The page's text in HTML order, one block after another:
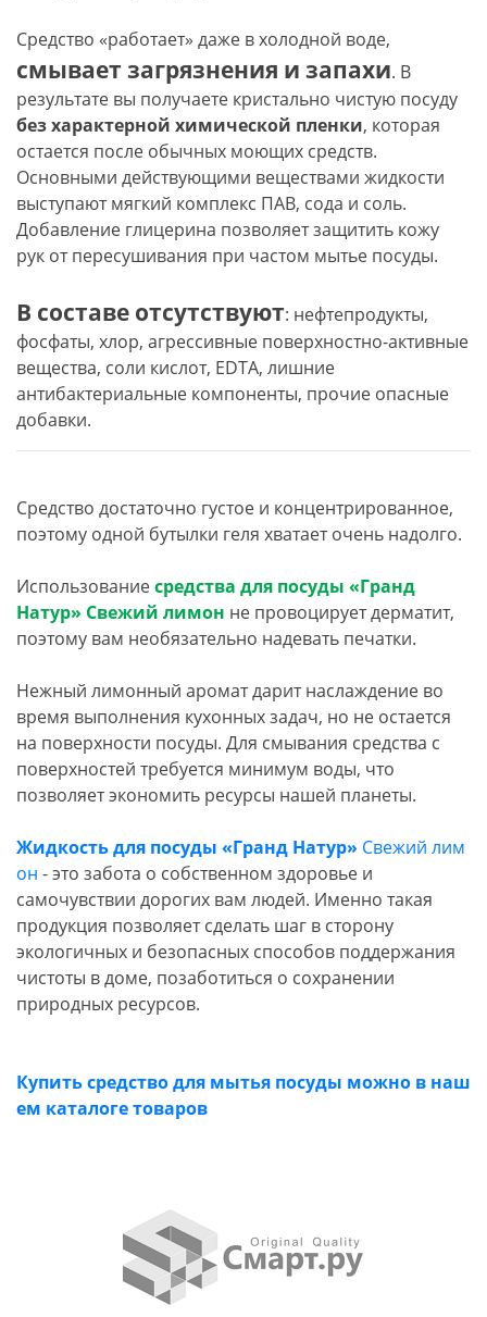
Средство «работает» даже в холодной воде,
смываетзагрязнения и запахи. В
результате вы получаете кристально чистую посуду
без характерной химической пленки, которая
остается после обычных моющих средств.
Основными действующими веществами жидкости
выступают мягкий комплекс ПАВ, сода и соль.
Добавление глицерина позволяет защитить кожу
рук от пересушивания при частом мытье посуды.
В составе отсутствуют: нефтепродукты,
фосфаты, хлор, агрессивные поверхностно-активные
вещества, соли кислот, EDTA, лишние
антибактериальные компоненты, прочие опасные
добавки.
Средство достаточно густое и концентрированное,
поэтому одной бутылки геля хватает очень надолго.
Использованиесредства для посуды «Гранд
Натур» Свежий лимон не провоцирует дерматит,
поэтому вам необязательно надевать печатки.
Нежный лимонный аромат дарит наслаждение во
время выполнения кухонных задач, но не остается
на поверхности посуды. Для смывания средства с
поверхностей требуется минимум воды, что
позволяет экономить ресурсы нашей планеты.
Жидкость для посуды «Гранд Натур» Свежий лим
он - это забота о собственном здоровье и
самочувствии дорогих вам людей. Именно такая
продукция позволяет сделать шаг в сторону
экологичных и безопасных способов поддержания
чистоты в доме, позаботиться о сохранении
природных ресурсов.
Купить средство для мытья посуды можно в наш
ем каталоге товаров